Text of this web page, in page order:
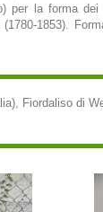
per la forma
1853).
Fiordaliso di